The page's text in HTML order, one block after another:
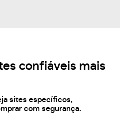
confiáveis mais
sites específicos,
com segurança.